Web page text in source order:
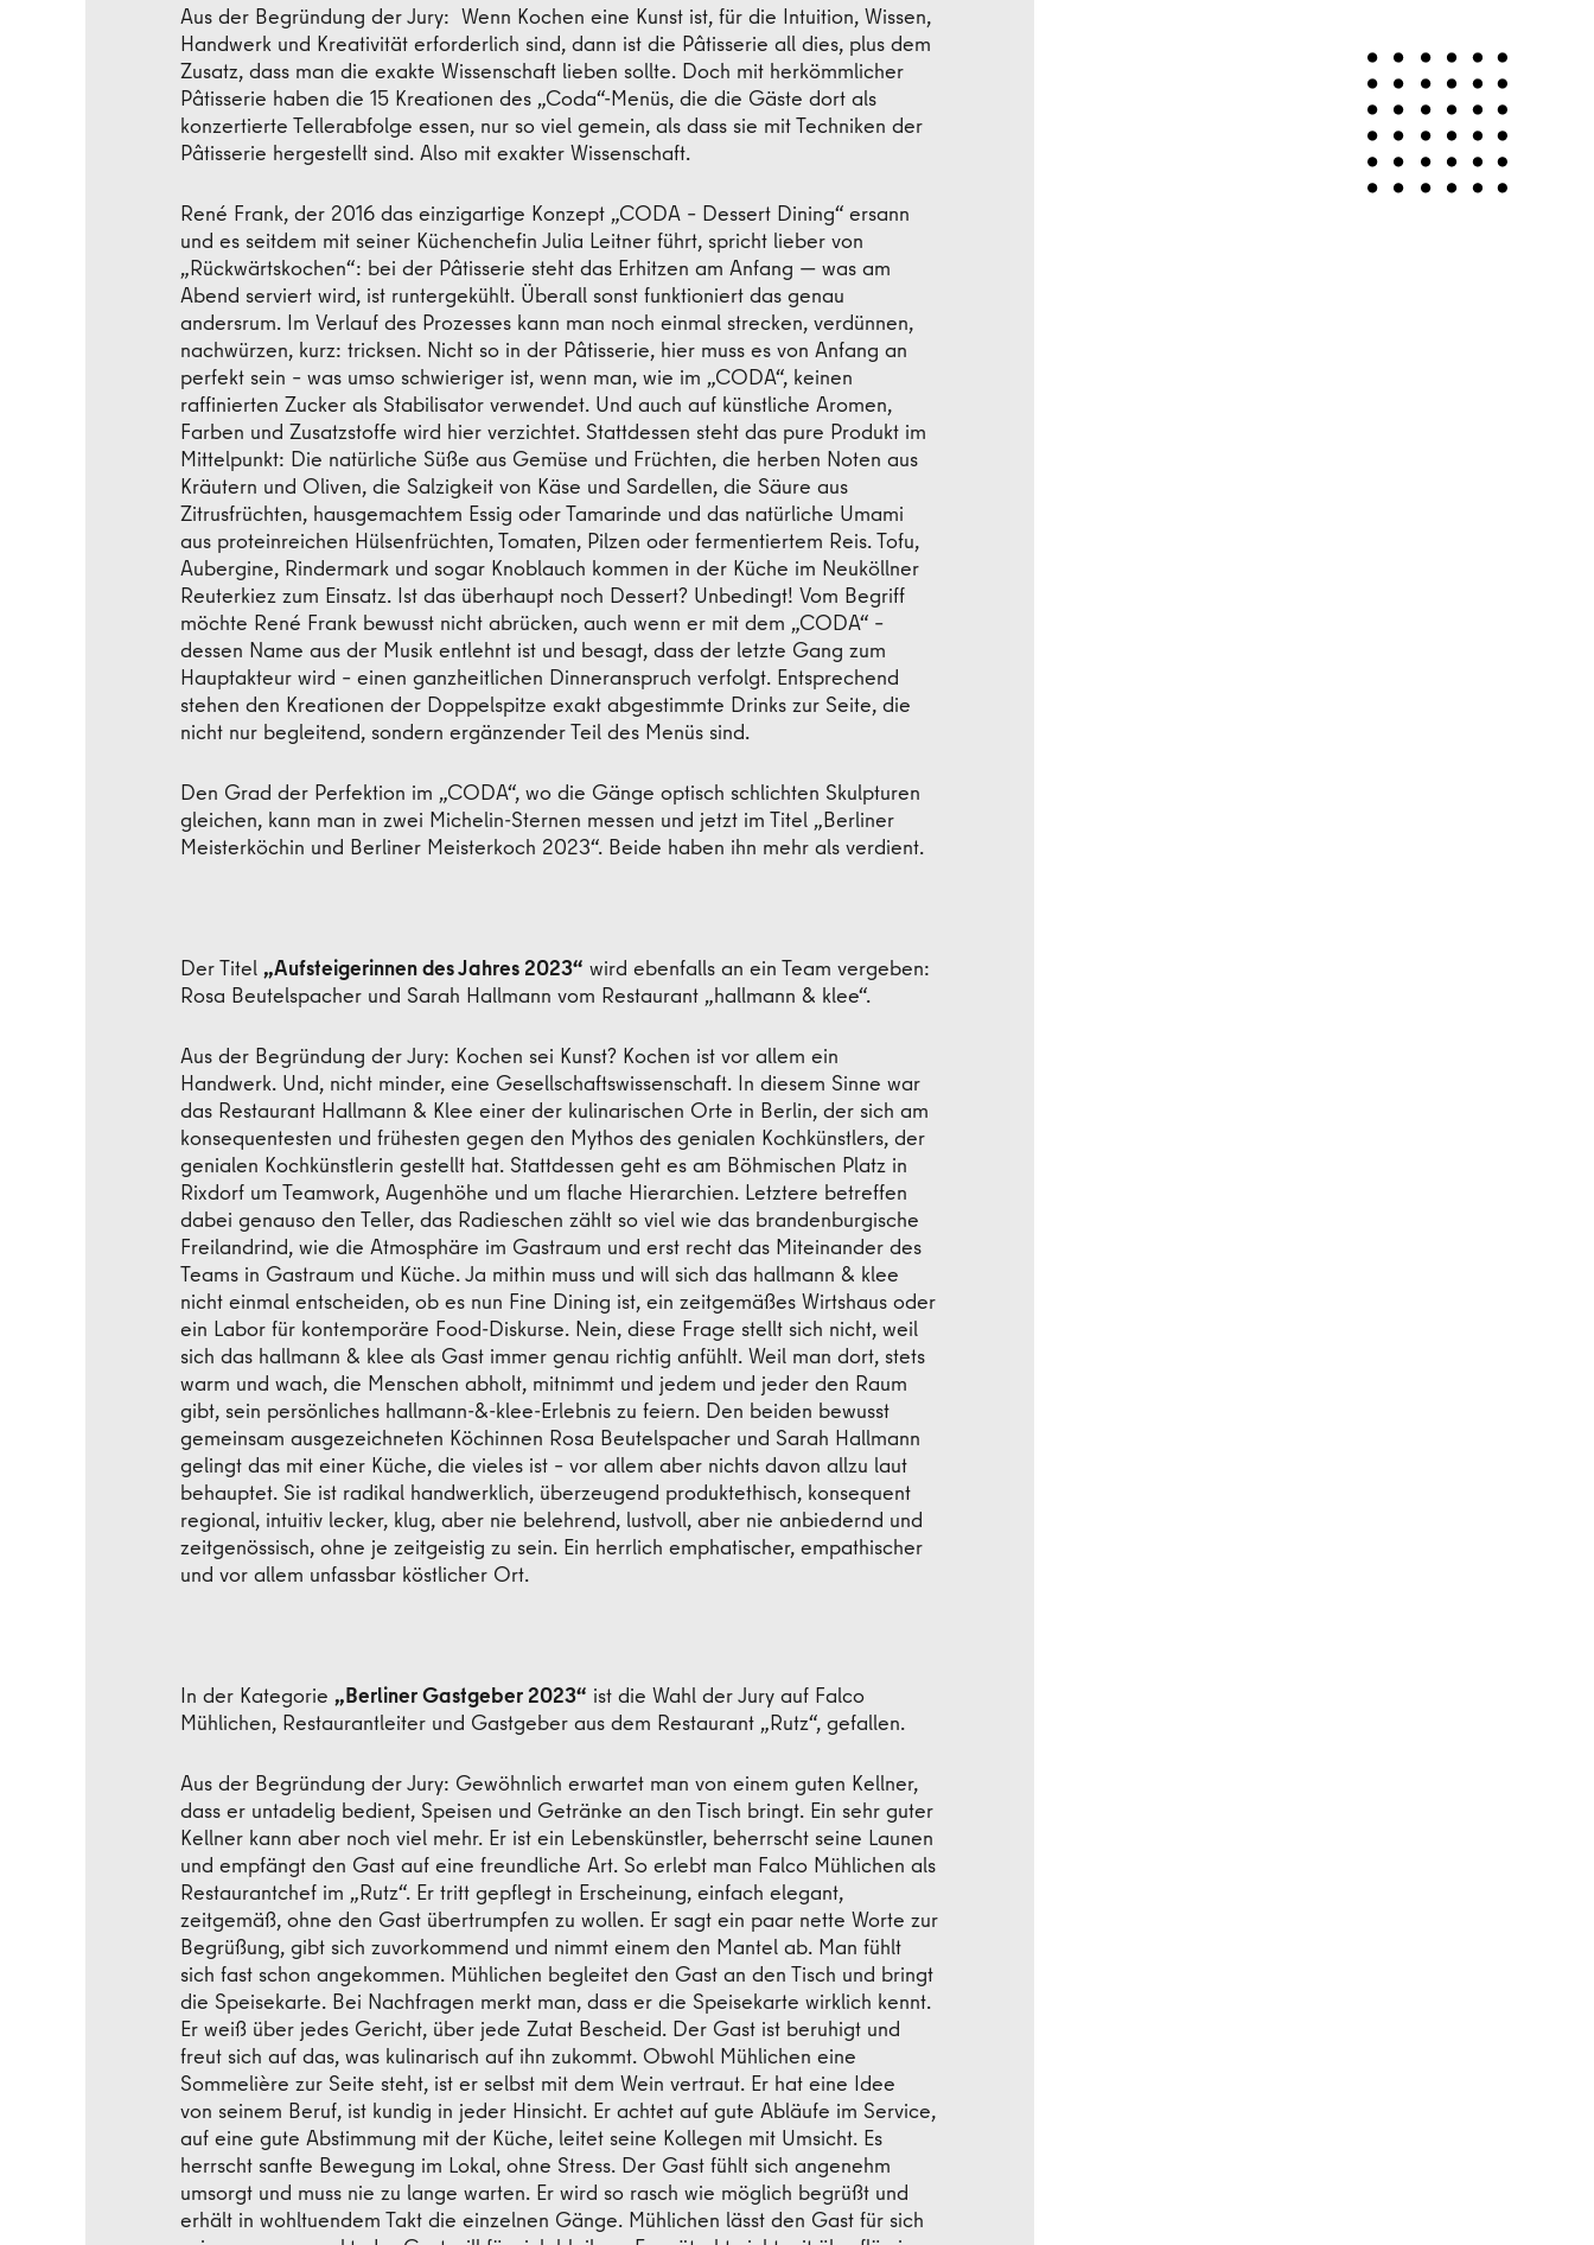
Aus der Begründung der Jury: Wenn Kochen eine Kunst ist, für die Intuition, Wissen,
Handwerk und Kreativität erforderlich sind, dann ist die Pâtisserie all dies, plus dem
Zusatz, dass man die exakte Wissenschaft lieben sollte. Doch mit herkömmlicher
Pâtisserie haben die 15 Kreationen des „Coda“-Menüs, die die Gäste dort als
konzertierte Tellerabfolge essen, nur so viel gemein, als dass sie mit Techniken der
Pâtisserie hergestellt sind. Also mit exakter Wissenschaft.
René Frank, der 2016 das einzigartige Konzept „CODA – Dessert Dining“ ersann
und es seitdem mit seiner Küchenchefin Julia Leitner führt, spricht lieber von
„Rückwärtskochen“: bei der Pâtisserie steht das Erhitzen am Anfang — was am
Abend serviert wird, ist runtergekühlt. Überall sonst funktioniert das genau
andersrum. Im Verlauf des Prozesses kann man noch einmal strecken, verdünnen,
nachwürzen, kurz: tricksen. Nicht so in der Pâtisserie, hier muss es von Anfang an
perfekt sein – was umso schwieriger ist, wenn man, wie im „CODA“, keinen
raffinierten Zucker als Stabilisator verwendet. Und auch auf künstliche Aromen,
Farben und Zusatzstoffe wird hier verzichtet. Stattdessen steht das pure Produkt im
Mittelpunkt: Die natürliche Süße aus Gemüse und Früchten, die herben Noten aus
Kräutern und Oliven, die Salzigkeit von Käse und Sardellen, die Säure aus
Zitrusfrüchten, hausgemachtem Essig oder Tamarinde und das natürliche Umami
aus proteinreichen Hülsenfrüchten, Tomaten, Pilzen oder fermentiertem Reis. Tofu,
Aubergine, Rindermark und sogar Knoblauch kommen in der Küche im Neuköllner
Reuterkiez zum Einsatz. Ist das überhaupt noch Dessert? Unbedingt! Vom Begriff
möchte René Frank bewusst nicht abrücken, auch wenn er mit dem „CODA“ –
dessen Name aus der Musik entlehnt ist und besagt, dass der letzte Gang zum
Hauptakteur wird – einen ganzheitlichen Dinneranspruch verfolgt. Entsprechend
stehen den Kreationen der Doppelspitze exakt abgestimmte Drinks zur Seite, die
nicht nur begleitend, sondern ergänzender Teil des Menüs sind.
Den Grad der Perfektion im „CODA“, wo die Gänge optisch schlichten Skulpturen
gleichen, kann man in zwei Michelin-Sternen messen und jetzt im Titel „Berliner
Meisterköchin und Berliner Meisterkoch 2023“. Beide haben ihn mehr als verdient.
Der Titel „Aufsteigerinnen des Jahres 2023“ wird ebenfalls an ein Team vergeben:
Rosa Beutelspacher und Sarah Hallmann vom Restaurant „hallmann & klee“.
Aus der Begründung der Jury: Kochen sei Kunst? Kochen ist vor allem ein
Handwerk. Und, nicht minder, eine Gesellschaftswissenschaft. In diesem Sinne war
das Restaurant Hallmann & Klee einer der kulinarischen Orte in Berlin, der sich am
konsequentesten und frühesten gegen den Mythos des genialen Kochkünstlers, der
genialen Kochkünstlerin gestellt hat. Stattdessen geht es am Böhmischen Platz in
Rixdorf um Teamwork, Augenhöhe und um flache Hierarchien. Letztere betreffen
dabei genauso den Teller, das Radieschen zählt so viel wie das brandenburgische
Freilandrind, wie die Atmosphäre im Gastraum und erst recht das Miteinander des
Teams in Gastraum und Küche. Ja mithin muss und will sich das hallmann & klee
nicht einmal entscheiden, ob es nun Fine Dining ist, ein zeitgemäßes Wirtshaus oder
ein Labor für kontemporäre Food-Diskurse. Nein, diese Frage stellt sich nicht, weil
sich das hallmann & klee als Gast immer genau richtig anfühlt. Weil man dort, stets
warm und wach, die Menschen abholt, mitnimmt und jedem und jeder den Raum
gibt, sein persönliches hallmann-&-klee-Erlebnis zu feiern. Den beiden bewusst
gemeinsam ausgezeichneten Köchinnen Rosa Beutelspacher und Sarah Hallmann
gelingt das mit einer Küche, die vieles ist – vor allem aber nichts davon allzu laut
behauptet. Sie ist radikal handwerklich, überzeugend produktethisch, konsequent
regional, intuitiv lecker, klug, aber nie belehrend, lustvoll, aber nie anbiedernd und
zeitgenössisch, ohne je zeitgeistig zu sein. Ein herrlich emphatischer, empathischer
und vor allem unfassbar köstlicher Ort.
In der Kategorie „Berliner Gastgeber 2023“ ist die Wahl der Jury auf Falco
Mühlichen, Restaurantleiter und Gastgeber aus dem Restaurant „Rutz“, gefallen.
Aus der Begründung der Jury: Gewöhnlich erwartet man von einem guten Kellner,
dass er untadelig bedient, Speisen und Getränke an den Tisch bringt. Ein sehr guter
Kellner kann aber noch viel mehr. Er ist ein Lebenskünstler, beherrscht seine Launen
und empfängt den Gast auf eine freundliche Art. So erlebt man Falco Mühlichen als
Restaurantchef im „Rutz“. Er tritt gepflegt in Erscheinung, einfach elegant,
zeitgemäß, ohne den Gast übertrumpfen zu wollen. Er sagt ein paar nette Worte zur
Begrüßung, gibt sich zuvorkommend und nimmt einem den Mantel ab. Man fühlt
sich fast schon angekommen. Mühlichen begleitet den Gast an den Tisch und bringt
die Speisekarte. Bei Nachfragen merkt man, dass er die Speisekarte wirklich kennt.
Er weiß über jedes Gericht, über jede Zutat Bescheid. Der Gast ist beruhigt und
freut sich auf das, was kulinarisch auf ihn zukommt. Obwohl Mühlichen eine
Sommelière zur Seite steht, ist er selbst mit dem Wein vertraut. Er hat eine Idee
von seinem Beruf, ist kundig in jeder Hinsicht. Er achtet auf gute Abläufe im Service,
auf eine gute Abstimmung mit der Küche, leitet seine Kollegen mit Umsicht. Es
herrscht sanfte Bewegung im Lokal, ohne Stress. Der Gast fühlt sich angenehm
umsorgt und muss nie zu lange warten. Er wird so rasch wie möglich begrüßt und
erhält in wohltuendem Takt die einzelnen Gänge. Mühlichen lässt den Gast für sich